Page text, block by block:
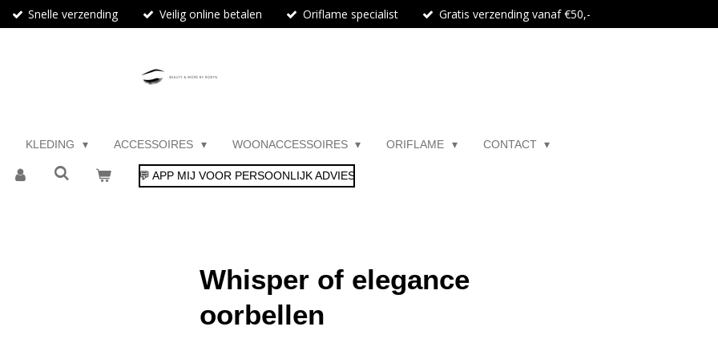
Snelle verzending Veilig online betalen Oriflame specialist Gratis verzending vanaf €50,-
KLEDING ACCESSOIRES WOONACCESSOIRES ORIFLAME CONTACT
💬 APP MIJ VOOR PERSOONLIJK ADVIES
Whisper of elegance
oorbellen